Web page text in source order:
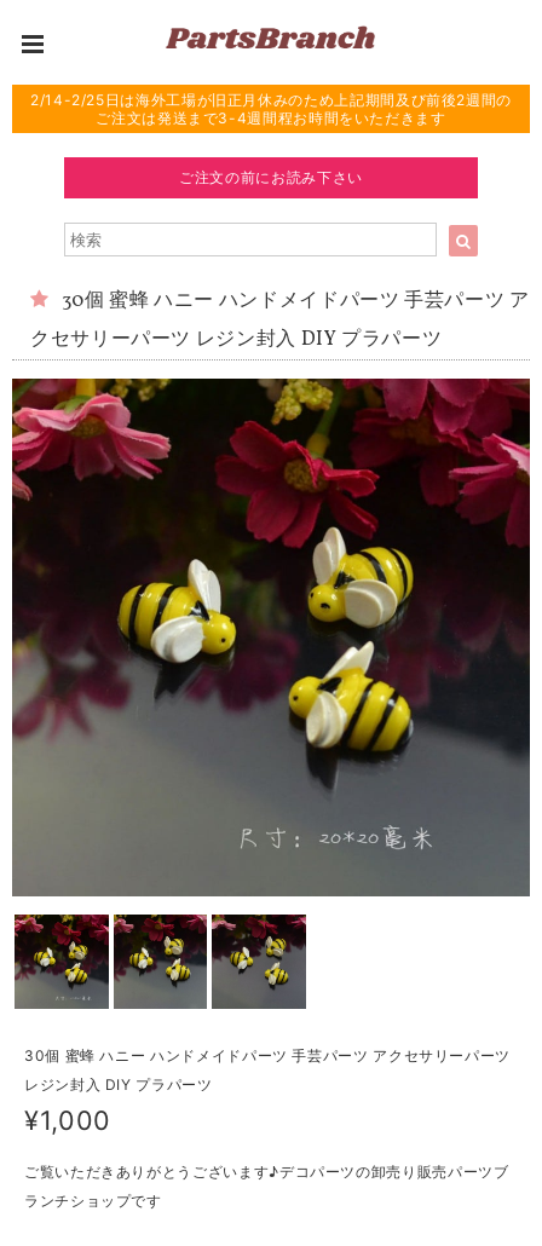
2/14-2/25日は海外工場が旧正月休みのため上記期間及び前後2週間の
ご注文は発送まで3-4週間程お時間をいただきます
ご注文の前にお読み下さい
30個 蜜蜂 ハニー ハンドメイドパーツ 手芸パーツ ア
クセサリーパーツ レジン封入 DIY プラパーツ
30個 蜜蜂 ハニー ハンドメイドパーツ 手芸パーツ アクセサリーパーツ
レジン封入 DIY プラパーツ
¥1,000
ご覧いただきありがとうございます♪デコパーツの卸売り販売パーツブ
ランチショップです